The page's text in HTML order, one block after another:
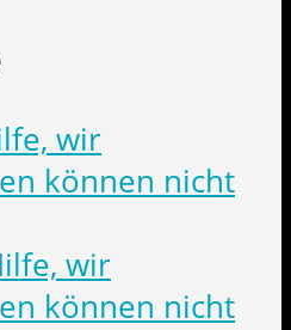
wir
können nicht
wir
können nicht